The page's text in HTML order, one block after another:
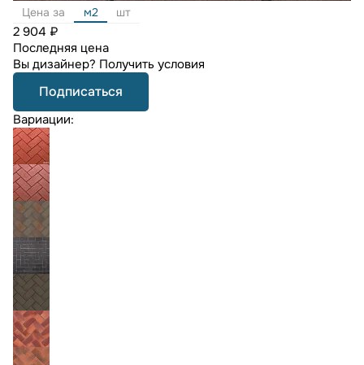
Цена за м2 шт
2 904 ₽
Последняя цена
Вы дизайнер? Получить условия
Подписаться
Вариации: